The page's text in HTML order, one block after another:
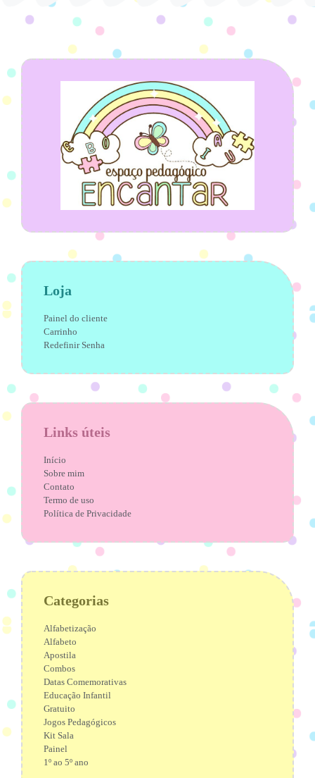
Loja
Painel do cliente
Carrinho
Redefinir Senha
Links úteis
Início
Sobre mim
Contato
Termo de uso
Política de Privacidade
Categorias
Alfabetização
Alfabeto
Apostila
Combos
Datas Comemorativas
Educação Infantil
Gratuito
Jogos Pedagógicos
Kit Sala
Painel
1º ao 5º ano